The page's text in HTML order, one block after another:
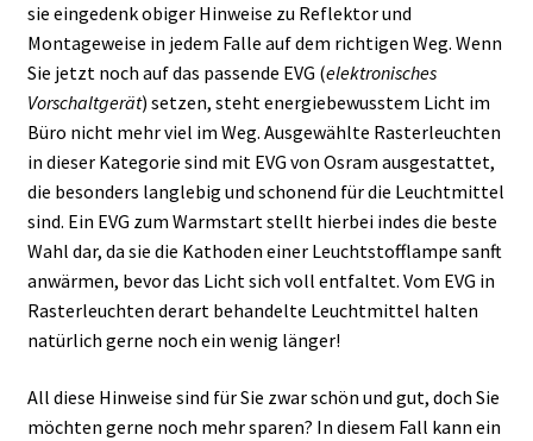
sie eingedenk obiger Hinweise zu Reflektor und
Montageweise in jedem Falle auf dem richtigen Weg. Wenn
Sie jetzt noch auf das passende EVG (elektronisches
Vorschaltgerät) setzen, steht energiebewusstem Licht im
Büro nicht mehr viel im Weg. Ausgewählte Rasterleuchten
in dieser Kategorie sind mit EVG von Osram ausgestattet,
die besonders langlebig und schonend für die Leuchtmittel
sind. Ein EVG zum Warmstart stellt hierbei indes die beste
Wahl dar, da sie die Kathoden einer Leuchtstofflampe sanft
anwärmen, bevor das Licht sich voll entfaltet. Vom EVG in
Rasterleuchten derart behandelte Leuchtmittel halten
natürlich gerne noch ein wenig länger!
All diese Hinweise sind für Sie zwar schön und gut, doch Sie
möchten gerne noch mehr sparen? In diesem Fall kann ein